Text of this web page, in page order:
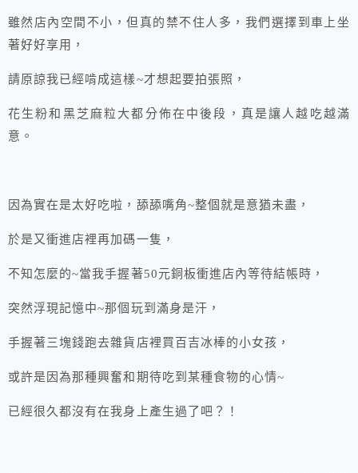
雖然店內空間不小，但真的禁不住人多，我們選擇到車上坐
著好好享用，
請原諒我已經啃成這樣~才想起要拍張照，
花生粉和黑芝麻粒大都分佈在中後段，真是讓人越吃越滿
意。
因為實在是太好吃啦，舔舔嘴角~整個就是意猶未盡，
於是又衝進店裡再加碼一隻，
不知怎麼的~當我手握著50元銅板衝進店內等待結帳時，
突然浮現記憶中~那個玩到滿身是汗，
手握著三塊錢跑去雜貨店裡買百吉冰棒的小女孩，
或許是因為那種興奮和期待吃到某種食物的心情~
已經很久都沒有在我身上產生過了吧？！